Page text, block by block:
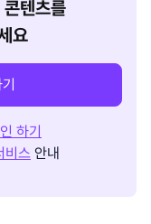
텐츠를
요
하기
비스 안내